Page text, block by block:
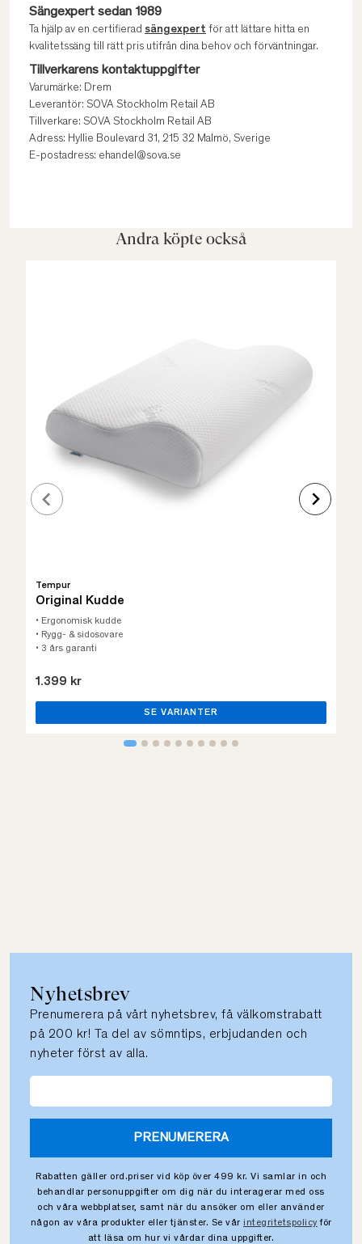
Sängexpert sedan 1989
Ta hjälp av en certifierad sängexpert för att lättare hitta en
kvalitetssäng till rätt pris utifrån dina behov och förväntningar.
Tillverkarens kontaktuppgifter
Varumärke: Drem
Leverantör: SOVA Stockholm Retail AB
Tillverkare: SOVA Stockholm Retail AB
Adress: Hyllie Boulevard 31, 215 32 Malmö, Sverige
E-postadress: ehandel@sova.se
Andra köpte också
Tempur
Original Kudde
• Ergonomisk kudde
• Rygg- & sidosovare
• 3 års garanti
1.399 kr
SE VARIANTER
Nyhetsbrev
Prenumerera på vårt nyhetsbrev, få välkomstrabatt
på 200 kr! Ta del av sömntips, erbjudanden och
nyheter först av alla.
PRENUMERERA
Rabatten gäller ord.priser vid köp över 499 kr. Vi samlar in och
behandlar personuppgifter om dig när du interagerar med oss
och våra webbplatser, samt när du ansöker om eller använder
någon av våra produkter eller tjänster. Se vår integritetspolicy för
att läsa om hur vi vårdar dina uppgifter.